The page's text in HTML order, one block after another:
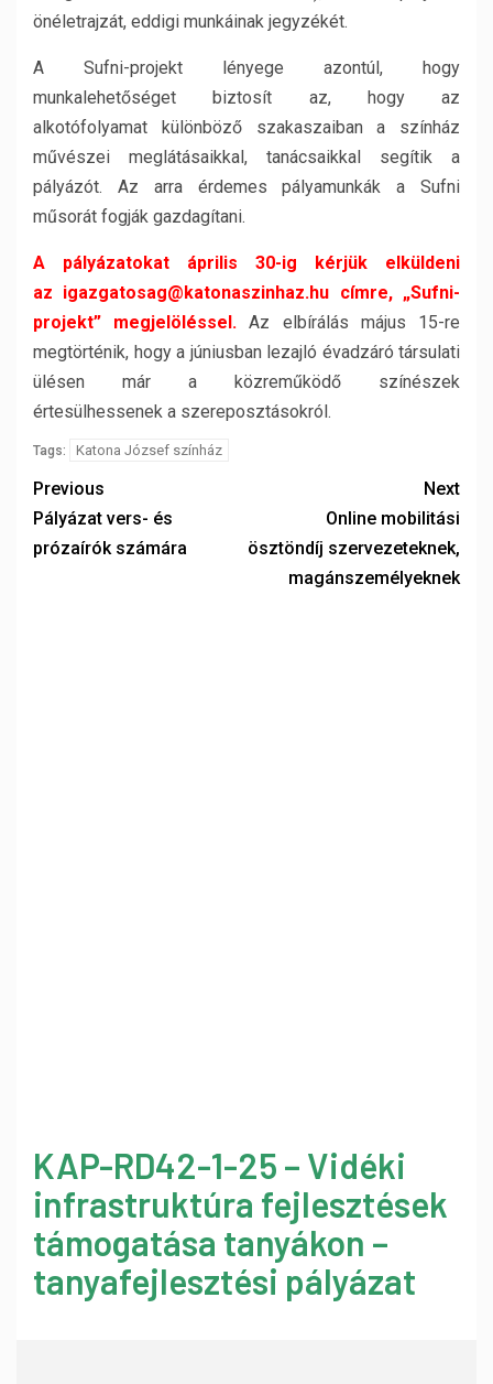
önéletrajzát, eddigi munkáinak jegyzékét.
A Sufni-projekt lényege azontúl, hogy
munkalehetőséget biztosít az, hogy az
alkotófolyamat különböző szakaszaiban a színház
művészei meglátásaikkal, tanácsaikkal segítik a
pályázót. Az arra érdemes pályamunkák a Sufni
műsorát fogják gazdagítani.
A pályázatokat április 30-ig kérjük elküldeni
az igazgatosag@katonaszinhaz.hu címre, „Sufni-
projekt” megjelöléssel. Az elbírálás május 15-re
megtörténik, hogy a júniusban lezajló évadzáró társulati
ülésen már a közreműködő színészek
értesülhessenek a szereposztásokról.
Tags: Katona József színház
Previous
Pályázat vers- és
prózaírók számára
Next
Online mobilitási
ösztöndíj szervezeteknek,
magánszemélyeknek
KAP-RD42-1-25 – Vidéki
infrastruktúra fejlesztések
támogatása tanyákon –
tanyafejlesztési pályázat